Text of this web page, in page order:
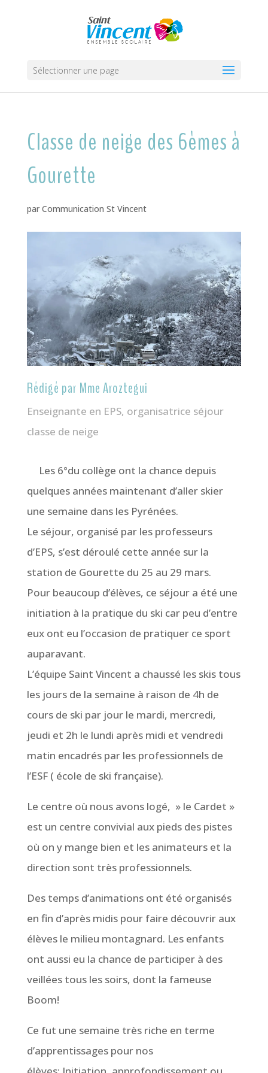
Sélectionner une page
Classe de neige des 6èmes à
Gourette
par Communication St Vincent
Rédigé par Mme Aroztegui
Enseignante en EPS, organisatrice séjour
classe de neige
Les 6°du collège ont la chance depuis
quelques années maintenant d’aller skier
une semaine dans les Pyrénées.
Le séjour, organisé par les professeurs
d’EPS, s’est déroulé cette année sur la
station de Gourette du 25 au 29 mars.
Pour beaucoup d’élèves, ce séjour a été une
initiation à la pratique du ski car peu d’entre
eux ont eu l’occasion de pratiquer ce sport
auparavant.
L’équipe Saint Vincent a chaussé les skis tous
les jours de la semaine à raison de 4h de
cours de ski par jour le mardi, mercredi,
jeudi et 2h le lundi après midi et vendredi
matin encadrés par les professionnels de
l’ESF ( école de ski française).
Le centre où nous avons logé, » le Cardet »
est un centre convivial aux pieds des pistes
où on y mange bien et les animateurs et la
direction sont très professionnels.
Des temps d’animations ont été organisés
en fin d’après midis pour faire découvrir aux
élèves le milieu montagnard. Les enfants
ont aussi eu la chance de participer à des
veillées tous les soirs, dont la fameuse
Boom!
Ce fut une semaine très riche en terme
d’apprentissages pour nos